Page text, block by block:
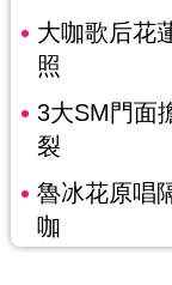
大咖歌后花
照
3大SM門面
裂
魯冰花原唱
咖